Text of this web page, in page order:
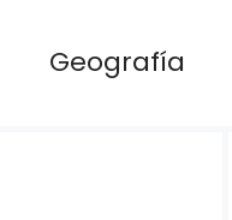
Geografía